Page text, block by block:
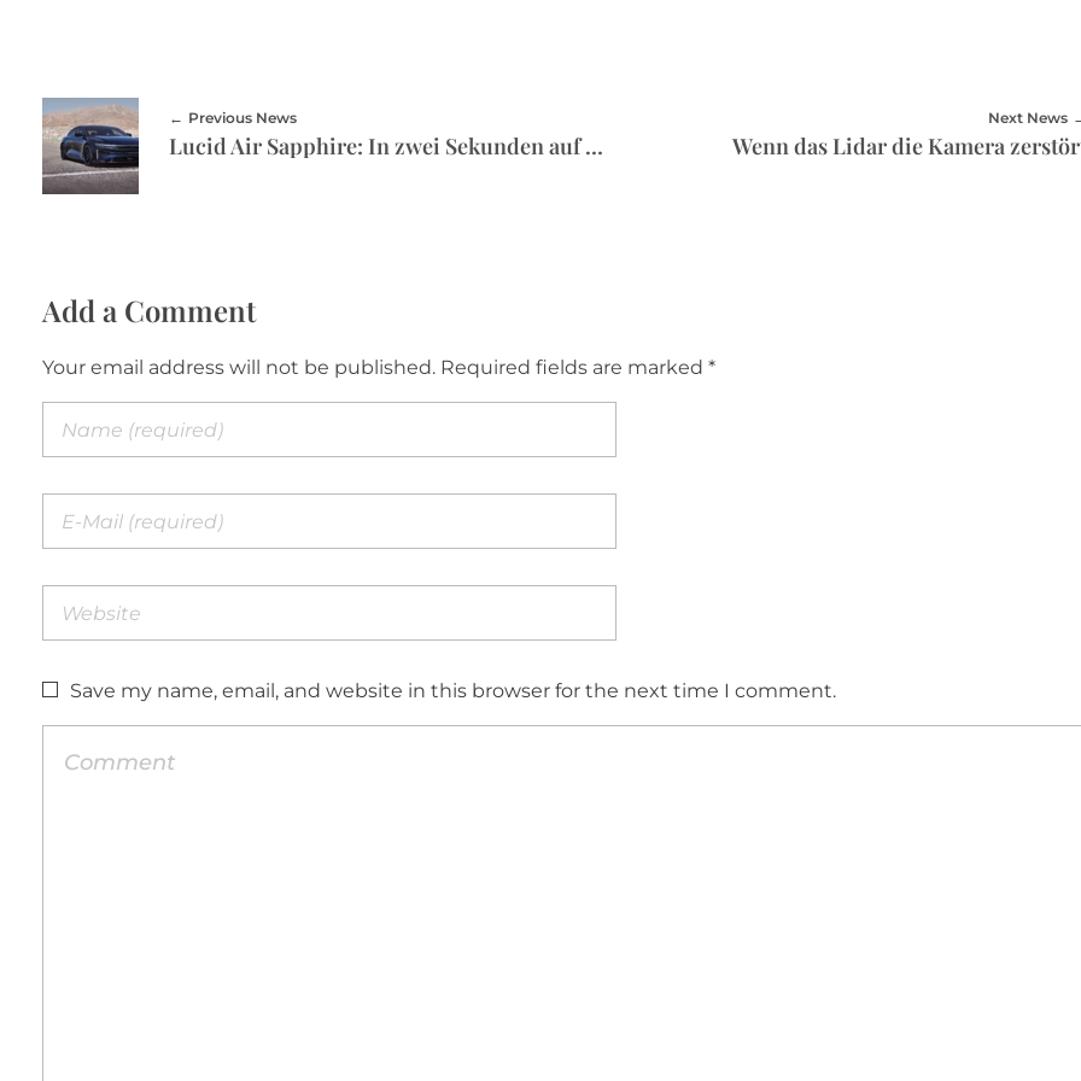
Previous News
Lucid Air Sapphire: In zwei Sekunden auf 100
Next News
Wenn das Lidar die Kamera
Add a Comment
Your email address will not be published. Required fields are marked *
Save my name, email, and website in this browser for the next time I comment.